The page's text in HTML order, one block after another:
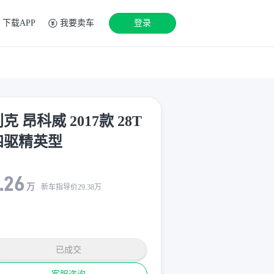
下载APP 我要卖车 登录
克 昂科威 2017款 28T
驱精英型
万 新车指导价29.38万
已成交